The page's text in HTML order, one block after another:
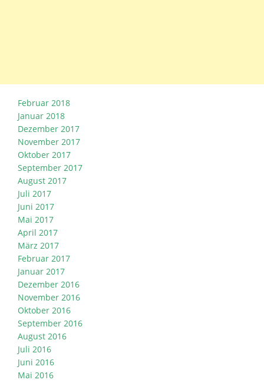
Februar 2018
Januar 2018
Dezember 2017
November 2017
Oktober 2017
September 2017
August 2017
Juli 2017
Juni 2017
Mai 2017
April 2017
März 2017
Februar 2017
Januar 2017
Dezember 2016
November 2016
Oktober 2016
September 2016
August 2016
Juli 2016
Juni 2016
Mai 2016